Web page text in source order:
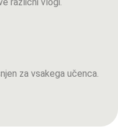
za vsakega učenca.